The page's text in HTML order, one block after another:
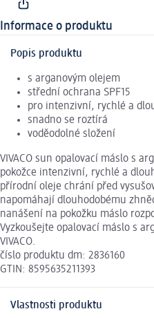
Informace o produktu
Popis produktu
s arganovým olejem
střední ochrana SPF15
pro intenzivní, rychlé a
snadno se roztírá
voděodolné složení
VIVACO sun opalovací máslo s
pokožce intenzivní, rychlé a
přírodní oleje chrání před
napomáhají dlouhodobému
nanášení na pokožku máslo
Vyzkoušejte opalovací máslo s
VIVACO.
číslo produktu dm: 2836160
GTIN: 8595635211393
Vlastnosti produktu